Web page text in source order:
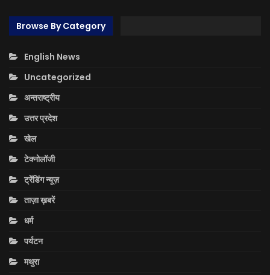
Browse By Category
English News
Uncategorized
अन्तराष्ट्रीय
उत्तर प्रदेश
खेल
टेक्नोलॉजी
ट्रेंडिंग न्यूज़
ताज़ा ख़बरें
धर्म
पर्यटन
मथुरा